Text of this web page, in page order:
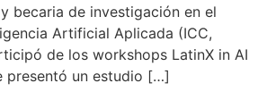
becaria de investigación en el
Artificial Aplicada (ICC,
de los workshops LatinX in AI
presentó un estudio […]